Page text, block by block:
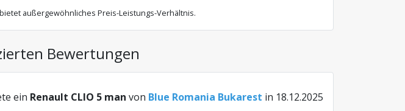
außergewöhnliches Preis-Leistungs-Verhältnis.
Bewertungen
ein Renault CLIO 5 man von Blue Romania Bukarest in 18.12.2025